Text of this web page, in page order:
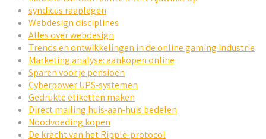
syndicus raaplegen
Webdesign disciplines
Alles over webdesign
Trends en ontwikkelingen in de online gaming industrie
Marketing analyse: aankopen online
Sparen voor je pensioen
Cyberpower UPS-systemen
Gedrukte etiketten maken
Direct mailing huis-aan-huis bedelen
Noodvoeding kopen
De kracht van het Ripple-protocol